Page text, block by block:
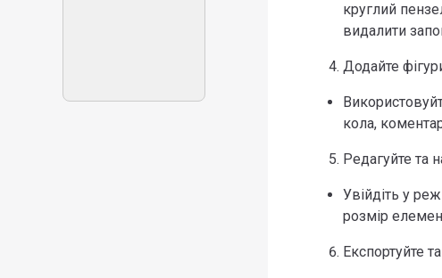
круглий
видалити
Додайте
кола,
Редагуйте та
Увійдіть у
розмір
Експортуйте